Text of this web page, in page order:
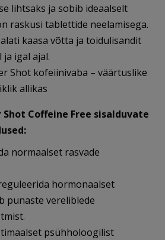
lihtsaks ja sobib ideaalselt
raskusi tablettide neelamisega.
kaasa võtta ja toidulisandit
igal ajal.
Shot kofeiinivaba – väärtuslike
allikas
Coffeine Free sisalduvate
normaalset rasvade
hormonaalset
punaste vereliblede
psühholoogilist